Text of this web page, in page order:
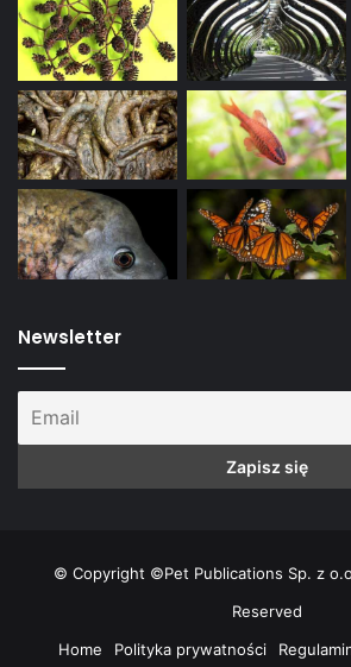
Newsletter
© Copyright ©Pet Publications Sp. z
Reserved
Home
Polityka prywatności